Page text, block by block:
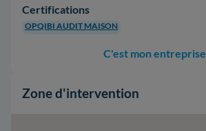
Certifications
OPQIBI AUDIT MAISON
C'est mon entreprise
Zone d'intervention